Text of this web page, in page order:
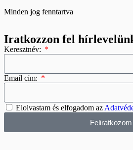
Minden jog fenntartva
Iratkozzon fel
Keresztnév:
Email cím:
Elolvastam és elfogadom az
Feliratkozom